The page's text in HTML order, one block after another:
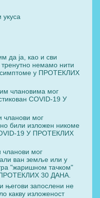
укуса
да ја, као и сви
немамо нити
у ПРОТЕКЛИХ
члановима мог
COVID-19 У
чланови мог
били изложен никоме
19 У ПРОТЕКЛИХ
чланови мог
ван земље или у
"жаришном тачком"
ПРОТЕКЛИХ 30 ДАНА.
његови запослени не
какву изложеност